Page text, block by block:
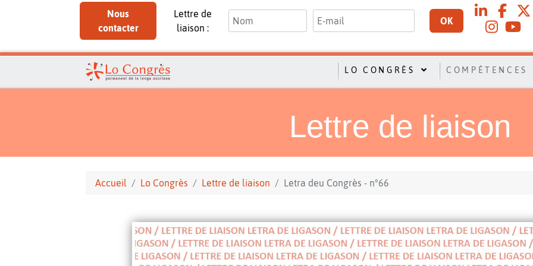
Nous
contacter
Lettre de
liaison :
OK
LO CONGRÈS COMPÉTENCES
Lettre de liaison
Accueil Lo Congrès Lettre de liaison Letra deu Congrès - n°66